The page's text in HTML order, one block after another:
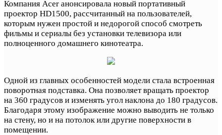
Компания Acer анонсировала новый портативный
проектор HD1500, рассчитанный на пользователей,
которым нужен простой и недорогой способ смотреть
фильмы и сериалы без установки телевизора или
полноценного домашнего кинотеатра.
Одной из главных особенностей модели стала встроенная
поворотная подставка. Она позволяет вращать проектор
на 360 градусов и изменять угол наклона до 180 градусов.
Благодаря этому изображение можно выводить не только
на стену, но и на потолок или другие поверхности в
помещении.